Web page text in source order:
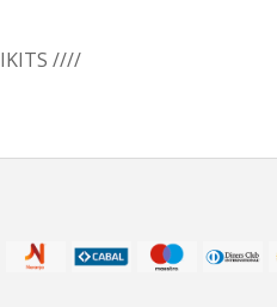
////